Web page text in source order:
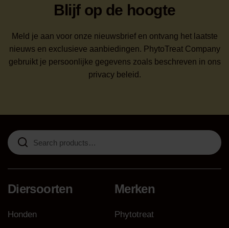
Blijf op de hoogte
Meld je aan voor onze nieuwsbrief en ontvang het laatste
nieuws en exclusieve aanbiedingen. PhytoTreat Company
gebruikt je persoonlijke gegevens zoals beschreven in ons
privacy beleid.
Search
for:
Diersoorten
Honden
Merken
Phytotreat